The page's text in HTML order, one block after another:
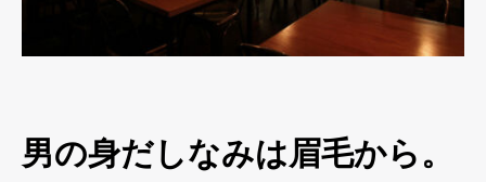
男の身だしなみは眉毛から。